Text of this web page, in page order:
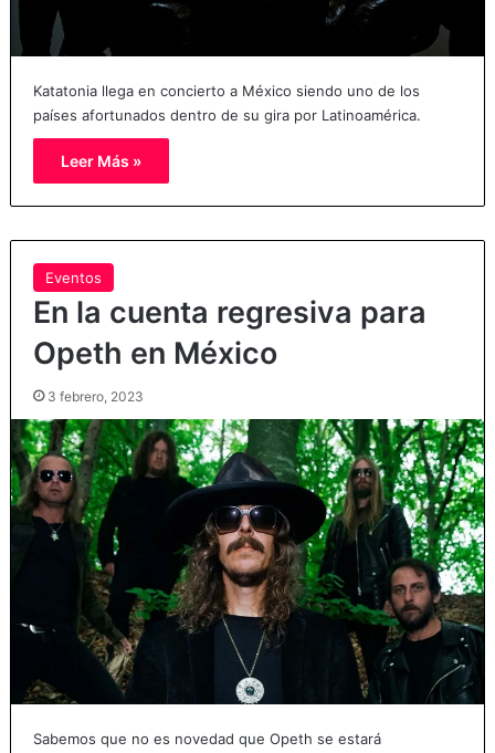
Katatonia llega en concierto a México siendo uno de los
países afortunados dentro de su gira por Latinoamérica.
Leer Más »
Eventos
En la cuenta regresiva para
Opeth en México
3 febrero, 2023
Sabemos que no es novedad que Opeth se estará